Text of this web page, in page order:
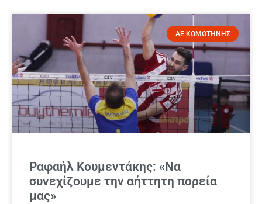
ΑΕ ΚΟΜΟΤΗΝΗΣ
Ραφαήλ Κουμεντάκης: «Να
συνεχίζουμε την αήττητη πορεία
μας»